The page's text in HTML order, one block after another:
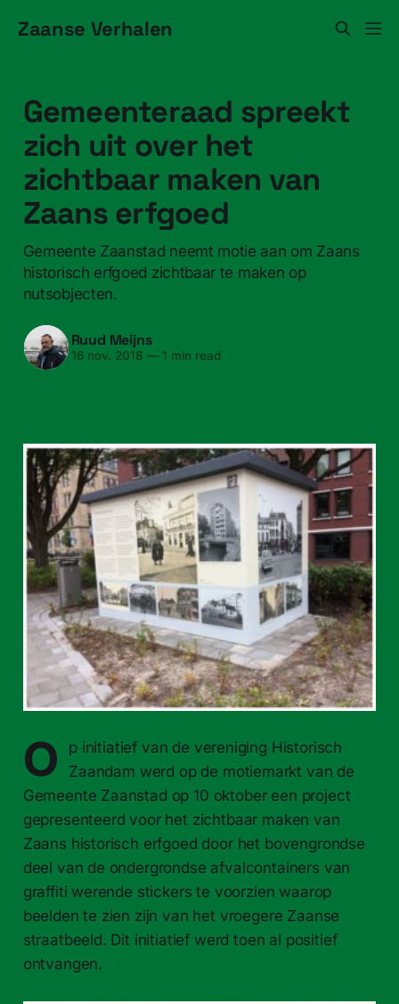
Zaanse Verhalen
Gemeenteraad spreekt
zich uit over het
zichtbaar maken van
Zaans erfgoed
Gemeente Zaanstad neemt motie aan om Zaans
historisch erfgoed zichtbaar te maken op
nutsobjecten.
Ruud Meijns
16 nov. 2018 —1 min read
O
p initiatief van de vereniging Historisch
Zaandam werd op de motiemarkt van de
Gemeente Zaanstad op 10 oktober een project
gepresenteerd voor het zichtbaar maken van
Zaans historisch erfgoed door het bovengrondse
deel van de ondergrondse afvalcontainers van
graffiti werende stickers te voorzien waarop
beelden te zien zijn van het vroegere Zaanse
straatbeeld. Dit initiatief werd toen al positief
ontvangen.